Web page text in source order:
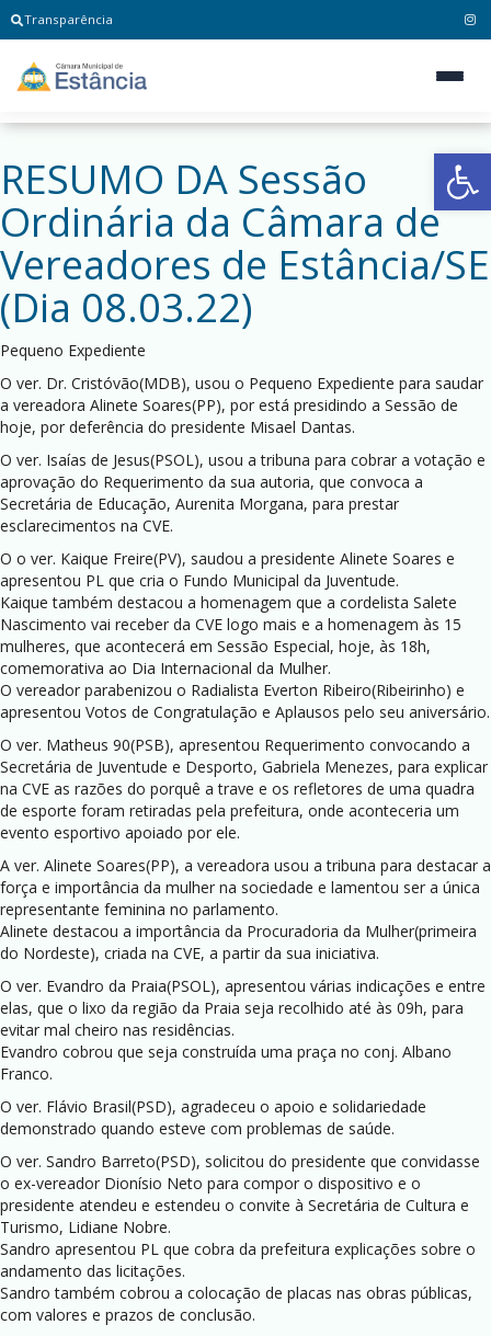
Transparência
RESUMO DA Sessão
Ordinária da Câmara de
Vereadores de Estância/SE
(Dia 08.03.22)
Pequeno Expediente
O ver. Dr. Cristóvão(MDB), usou o Pequeno Expediente para saudar
a vereadora Alinete Soares(PP), por está presidindo a Sessão de
hoje, por deferência do presidente Misael Dantas.
O ver. Isaías de Jesus(PSOL), usou a tribuna para cobrar a votação e
aprovação do Requerimento da sua autoria, que convoca a
Secretária de Educação, Aurenita Morgana, para prestar
esclarecimentos na CVE.
O o ver. Kaique Freire(PV), saudou a presidente Alinete Soares e
apresentou PL que cria o Fundo Municipal da Juventude.
Kaique também destacou a homenagem que a cordelista Salete
Nascimento vai receber da CVE logo mais e a homenagem às 15
mulheres, que acontecerá em Sessão Especial, hoje, às 18h,
comemorativa ao Dia Internacional da Mulher.
O vereador parabenizou o Radialista Everton Ribeiro(Ribeirinho) e
apresentou Votos de Congratulação e Aplausos pelo seu aniversário.
O ver. Matheus 90(PSB), apresentou Requerimento convocando a
Secretária de Juventude e Desporto, Gabriela Menezes, para explicar
na CVE as razões do porquê a trave e os refletores de uma quadra
de esporte foram retiradas pela prefeitura, onde aconteceria um
evento esportivo apoiado por ele.
A ver. Alinete Soares(PP), a vereadora usou a tribuna para destacar a
força e importância da mulher na sociedade e lamentou ser a única
representante feminina no parlamento.
Alinete destacou a importância da Procuradoria da Mulher(primeira
do Nordeste), criada na CVE, a partir da sua iniciativa.
O ver. Evandro da Praia(PSOL), apresentou várias indicações e entre
elas, que o lixo da região da Praia seja recolhido até às 09h, para
evitar mal cheiro nas residências.
Evandro cobrou que seja construída uma praça no conj. Albano
Franco.
O ver. Flávio Brasil(PSD), agradeceu o apoio e solidariedade
demonstrado quando esteve com problemas de saúde.
O ver. Sandro Barreto(PSD), solicitou do presidente que convidasse
o ex-vereador Dionísio Neto para compor o dispositivo e o
presidente atendeu e estendeu o convite à Secretária de Cultura e
Turismo, Lidiane Nobre.
Sandro apresentou PL que cobra da prefeitura explicações sobre o
andamento das licitações.
Sandro também cobrou a colocação de placas nas obras públicas,
com valores e prazos de conclusão.